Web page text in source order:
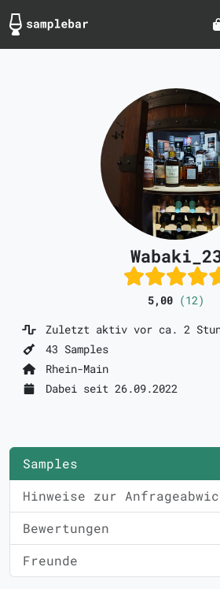
5,00 (12)
Zuletzt aktiv vor ca. 2
43 Samples
Rhein-Main
Dabei seit 26.09.2022
Samples
Hinweise zur
Bewertungen
Freunde